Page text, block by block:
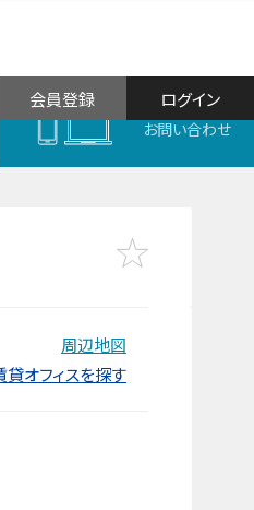
お問い合わせ
ログイン
会員登録
周辺地図
オフィスを探す